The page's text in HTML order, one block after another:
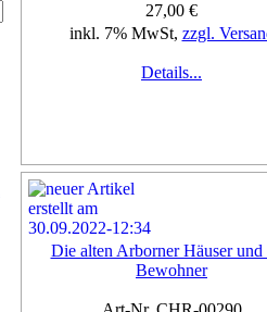
27,00 €
inkl. 7% MwSt, zzgl.
Details...
Die alten Arborner Häuser und
Bewohner